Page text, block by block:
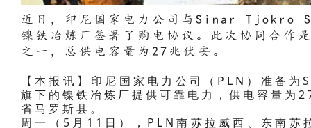
近日，印尼国家电力公司与Sinar Tjokro
镍铁冶炼厂签署了购电协议。此次协同合作
之一，总供电容量为27兆伏安。
【本报讯】印尼国家电力公司（PLN）准
旗下的镍铁冶炼厂提供可靠电力，供电容量为
省马罗斯县。
周一（5月11日），PLN南苏拉威西、东南苏